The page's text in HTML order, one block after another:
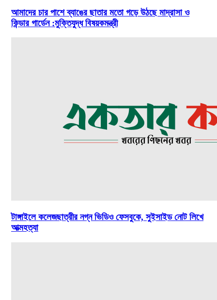
আমাদের চার পাশে ব্যাঙের ছাতার মতো গড়ে উঠছে মাদ্রাসা ও
কিন্ডার গার্ডেন :মুক্তিযুদ্ধ বিষয়কমন্ত্রী
টাঙ্গাইলে কলেজছাত্রীর নগ্ন ভিডিও ফেসবুকে, সুইসাইড নোট লিখে
আত্মহত্যা